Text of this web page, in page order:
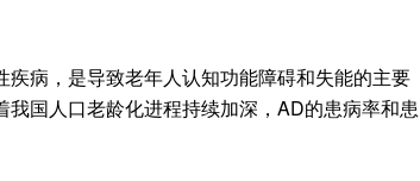
病，是导致老年人认知功能障碍和失能的主要
国人口老龄化进程持续加深，AD的患病率和患